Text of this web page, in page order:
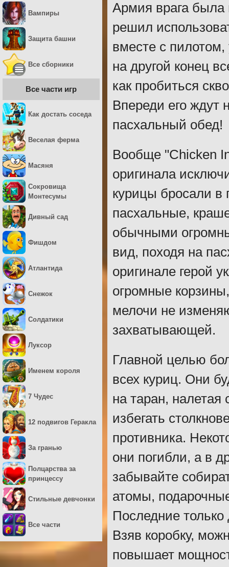
Армия врага была
решил
вместе с
на другой конец
как пробиться
Впереди его ждут
пасхальный обед!
Вообще "Chicken
оригинала
курицы бросали в
пасхальные,
обычными
вид, походя на
оригинале герой
огромные
мелочи не
захватывающей.
Главной целью
всех куриц. Они
на таран,
избегать
противника.
они погибли, а в
забывайте
атомы,
Последние только
Взяв коробку,
повышает
Вампиры
Защита башни
Все сборники
Все части игр
Как достать соседа
Веселая ферма
Масяня
Сокровища
Монтесумы
Дивный сад
Фишдом
Атлантида
Снежок
Солдатики
Луксор
Именем короля
7 Чудес
12 подвигов Геракла
За гранью
Полцарства за
принцессу
Стильные девчонки
Все части